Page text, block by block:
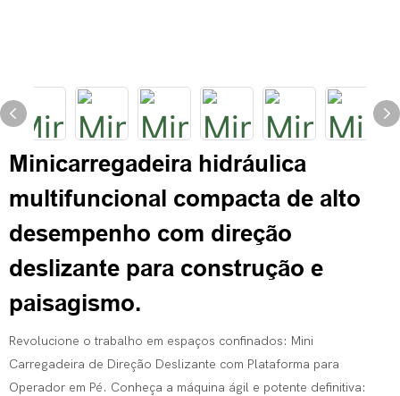
Minicarregadeira hidráulica
multifuncional compacta de alto
desempenho com direção
deslizante para construção e
paisagismo.
Revolucione o trabalho em espaços confinados: Mini
Carregadeira de Direção Deslizante com Plataforma para
Operador em Pé. Conheça a máquina ágil e potente definitiva: